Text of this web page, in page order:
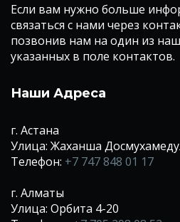
Если вам нужно больше
связаться с нами через
позвонив нам на один из
указанных в поле контактов.
Наши Адреса
г. Астана
Улица: Жаханша
Телефон: +7 747 848 01 17
г. Алматы
Улица: Орбита 4-20